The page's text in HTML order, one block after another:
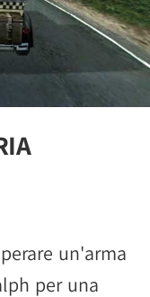
un'arma
per una